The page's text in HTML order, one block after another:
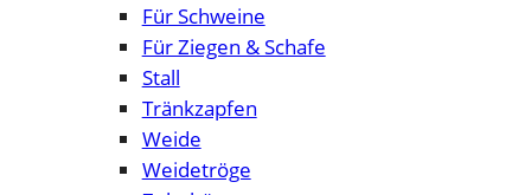
Für Schweine
Für Ziegen & Schafe
Stall
Tränkzapfen
Weide
Weidetröge